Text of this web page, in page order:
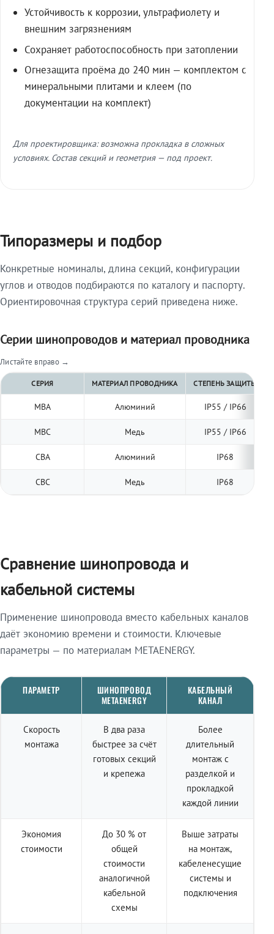
Устойчивость к коррозии, ультрафиолету и
внешним загрязнениям
Сохраняет работоспособность при затоплении
Огнезащита проёма до 240 мин — комплектом с
минеральными плитами и клеем (по
документации на комплект)
Для проектировщика: возможна прокладка в сложных
условиях. Состав секций и геометрия — под проект.
Типоразмеры и подбор
Конкретные номиналы, длина секций, конфигурации
углов и отводов подбираются по каталогу и паспорту.
Ориентировочная структура серий приведена ниже.
Серии шинопроводов и материал проводника
Листайте вправо →
СЕРИЯ МАТЕРИАЛ ПРОВОДНИКА СТЕПЕНЬ ЗАЩИТЫ
МВА Алюминий IP55 / IP66
МВС Медь IP55 / IP66
СВА Алюминий IP68
СВС Медь IP68
Сравнение шинопровода и
кабельной системы
Применение шинопровода вместо кабельных каналов
даёт экономию времени и стоимости. Ключевые
параметры — по материалам METAENERGY.
ПАРАМЕТР
ШИНОПРОВОД
METAENERGY
КАБЕЛЬНЫЙ
КАНАЛ
Скорость
монтажа
В два раза
быстрее за счёт
готовых секций
и крепежа
Более
длительный
монтаж с
разделкой и
прокладкой
каждой линии
Экономия
стоимости
До 30 % от
общей
стоимости
аналогичной
кабельной
схемы
Выше затраты
на монтаж,
кабеленесущие
системы и
подключения